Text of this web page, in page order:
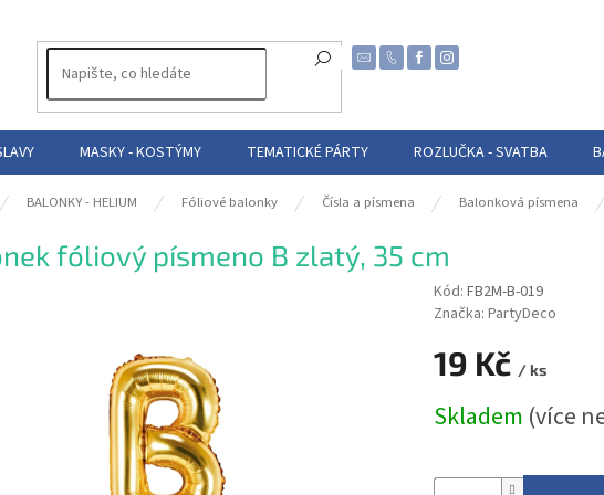
MASKY - KOSTÝMY TEMATICKÉ PÁRTY ROZLUČKA - SVATBA
BALONKY - HELIUM Fóliové balonky Čísla a písmena Balonková písmena
fóliový písmeno B zlatý, 35 cm
Kód: FB2M-B-019
Značka: PartyDeco
19 Kč / ks
cena:
Skladem (více